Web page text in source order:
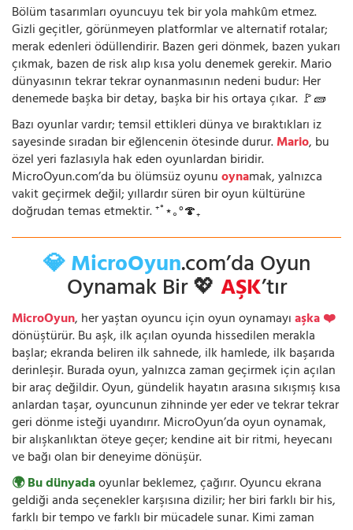
Bölüm tasarımları oyuncuyu tek bir yola mahkûm etmez.
Gizli geçitler, görünmeyen platformlar ve alternatif rotalar;
merak edenleri ödüllendirir. Bazen geri dönmek, bazen yukarı
çıkmak, bazen de risk alıp kısa yolu denemek gerekir. Mario
dünyasının tekrar tekrar oynanmasının nedeni budur: Her
denemede başka bir detay, başka bir his ortaya çıkar. 🚩🧱
Bazı oyunlar vardır; temsil ettikleri dünya ve bıraktıkları iz
sayesinde sıradan bir eğlencenin ötesinde durur.Mario, bu
özel yeri fazlasıyla hak eden oyunlardan biridir.
MicroOyun.com’da bu ölümsüz oyunuoynamak, yalnızca
vakit geçirmek değil; yıllardır süren bir oyun kültürüne
doğrudan temas etmektir. ⁺˚⋆｡°🍄₊
💎 MicroOyun.com’da Oyun
Oynamak Bir 💖AŞK’tır
MicroOyun, her yaştan oyuncu için oyun oynamayıaşka ❤️
dönüştürür. Bu aşk, ilk açılan oyunda hissedilen merakla
başlar; ekranda beliren ilk sahnede, ilk hamlede, ilk başarıda
derinleşir. Burada oyun, yalnızca zaman geçirmek için açılan
bir araç değildir. Oyun, gündelik hayatın arasına sıkışmış kısa
anlardan taşar, oyuncunun zihninde yer eder ve tekrar tekrar
geri dönme isteği uyandırır. MicroOyun’da oyun oynamak,
bir alışkanlıktan öteye geçer; kendine ait bir ritmi, heyecanı
ve bağı olan bir deneyime dönüşür.
🌍 Bu dünyadaoyunlar beklemez, çağırır. Oyuncu ekrana
geldiği anda seçenekler karşısına dizilir; her biri farklı bir his,
farklı bir tempo ve farklı bir mücadele sunar. Kimi zaman